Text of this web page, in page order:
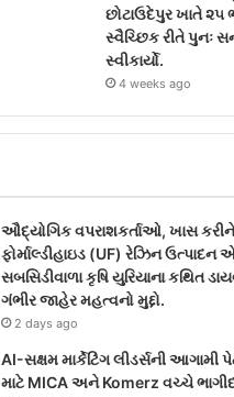
છોટાઉદેપુર ખાતે
સ્વૈચ્છિક રીતે પુનઃ
સ્વીકાર્યો.
4 weeks ago
ઔદ્યોગિક વપરાશકર્તાઓ, ખાસ કરીને
ફોર્માલ્ડીહાઇડ (UF) રેઝિન ઉત્પાદન
સબસિડીવાળા કૃષિ યુરિયાના કથિત
ગંભીર જાહેર મહત્વનો મુદ્દો.
2 days ago
AI-સક્ષમ માર્કેટિંગ લીડર્સની આગામી
માટે MICA અને Komerz વચ્ચે